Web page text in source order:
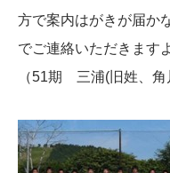
方で案内はがきが届か
でご連絡いただきます
（51期 三浦(旧姓、角